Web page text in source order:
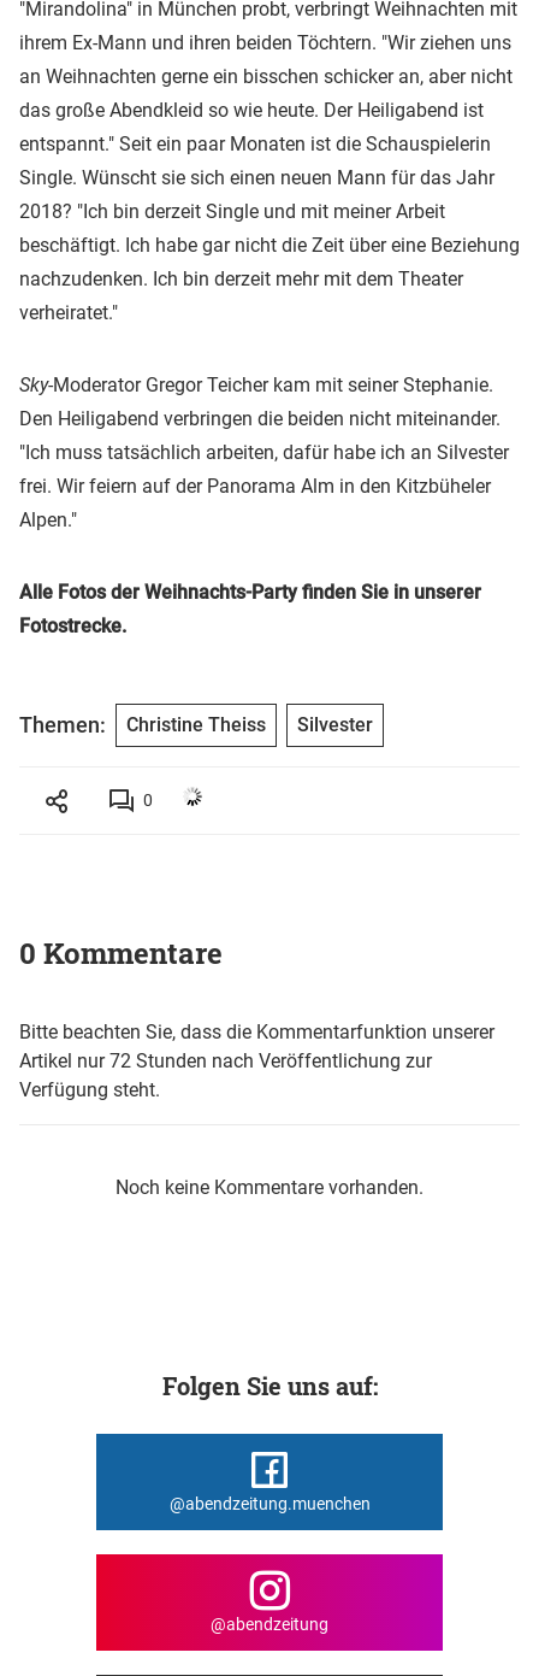
"Mirandolina" in München probt, verbringt Weihnachten mit
ihrem Ex-Mann und ihren beiden Töchtern. "Wir ziehen uns
an Weihnachten gerne ein bisschen schicker an, aber nicht
das große Abendkleid so wie heute. Der Heiligabend ist
entspannt." Seit ein paar Monaten ist die Schauspielerin
Single. Wünscht sie sich einen neuen Mann für das Jahr
2018? "Ich bin derzeit Single und mit meiner Arbeit
beschäftigt. Ich habe gar nicht die Zeit über eine Beziehung
nachzudenken. Ich bin derzeit mehr mit dem Theater
verheiratet."
Sky-Moderator Gregor Teicher kam mit seiner Stephanie.
Den Heiligabend verbringen die beiden nicht miteinander.
"Ich muss tatsächlich arbeiten, dafür habe ich an Silvester
frei. Wir feiern auf der Panorama Alm in den Kitzbüheler
Alpen."
Alle Fotos der Weihnachts-Party finden Sie in unserer
Fotostrecke.
Themen: Christine Theiss Silvester
0
0 Kommentare
Bitte beachten Sie, dass die Kommentarfunktion unserer
Artikel nur 72 Stunden nach Veröffentlichung zur
Verfügung steht.
Noch keine Kommentare vorhanden.
Folgen Sie uns auf:
@abendzeitung.muenchen
@abendzeitung